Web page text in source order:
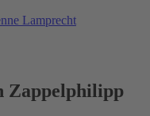
Lamprecht
Zappelphilipp